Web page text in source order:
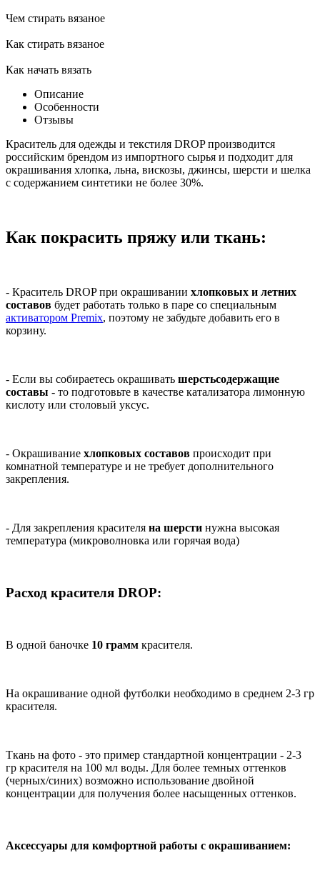
Чем стирать вязаное
Как стирать вязаное
Как начать вязать
Описание
Особенности
Отзывы
Краситель для одежды и текстиля DROP производится
российским брендом из импортного сырья и подходит для
окрашивания хлопка, льна, вискозы, джинсы, шерсти и шелка
с содержанием синтетики не более 30%.
Как покрасить пряжу или ткань:
- Краситель DROP при окрашивании хлопковых и летних
составов будет работать только в паре со специальным
активатором Premix, поэтому не забудьте добавить его в
корзину.
- Если вы собираетесь окрашивать шерстьсодержащие
составы - то подготовьте в качестве катализатора лимонную
кислоту или столовый уксус.
- Окрашивание хлопковых составов происходит при
комнатной температуре и не требует дополнительного
закрепления.
- Для закрепления красителя на шерсти нужна высокая
температура (микроволновка или горячая вода)
Расход красителя DROP:
В одной баночке 10 грамм красителя.
На окрашивание одной футболки необходимо в среднем 2-3 гр
красителя.
Ткань на фото - это пример стандартной концентрации - 2-3
гр красителя на 100 мл воды. Для более темных оттенков
(черных/синих) возможно использование двойной
концентрации для получения более насыщенных оттенков.
Аксессуары для комфортной работы с окрашиванием: